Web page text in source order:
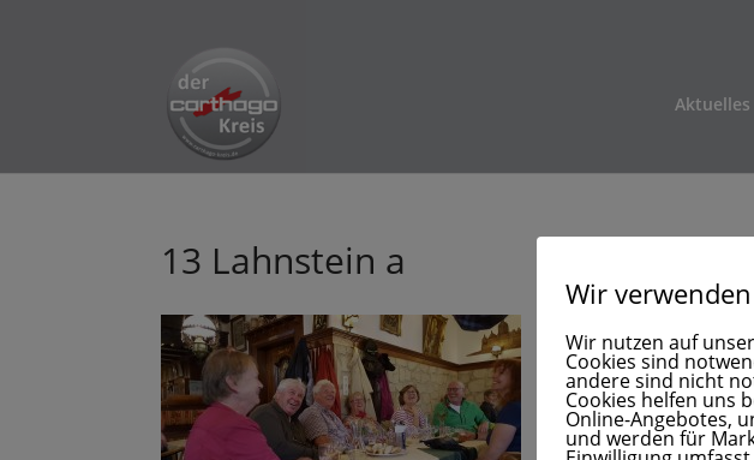
Aktuelles
13 Lahnstein a
Wir
Wir nutzen auf
Cookies sind
andere sind nicht
Cookies helfen uns
Online-Angebotes,
und werden für